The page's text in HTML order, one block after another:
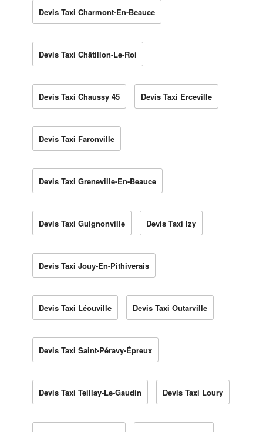
Devis Taxi Charmont-En-Beauce
Devis Taxi Châtillon-Le-Roi
Devis Taxi Chaussy 45 Devis Taxi Erceville
Devis Taxi Faronville
Devis Taxi Greneville-En-Beauce
Devis Taxi Guignonville Devis Taxi Izy
Devis Taxi Jouy-En-Pithiverais
Devis Taxi Léouville Devis Taxi Outarville
Devis Taxi Saint-Péravy-Épreux
Devis Taxi Teillay-Le-Gaudin Devis Taxi Loury